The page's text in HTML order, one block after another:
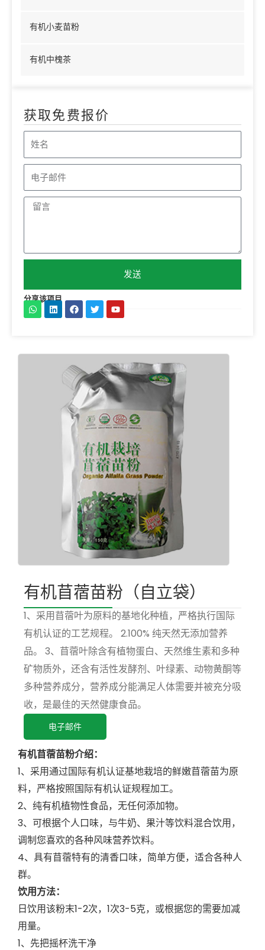
有机小麦苗粉
有机中槐茶
获取免费报价
姓
名
电
子
发送
分享该项目
W
h
a
L
i
d
在
F
b
o
o
k
上
推
特
Y
o
b
e
有机苜蓿苗粉（自立袋）
1、采用苜蓿叶为原料的基地化种植，严格执行国际
有机认证的工艺规程。 2.100% 纯天然无添加营养
品。 3、苜蓿叶除含有植物蛋白、天然维生素和多种
矿物质外，还含有活性发酵剂、叶绿素、动物黄酮等
多种营养成分，营养成分能满足人体需要并被充分吸
收，是最佳的天然健康食品。
电子邮件
有机苜蓿苗粉介绍：
1、采用通过国际有机认证基地栽培的鲜嫩苜蓿苗为原
料，严格按照国际有机认证规程加工。
2、纯有机植物性食品，无任何添加物。
3、可根据个人口味，与牛奶、果汁等饮料混合饮用，
调制您喜欢的各种风味营养饮料。
4、具有苜蓿特有的清香口味，简单方便，适合各种人
群。
饮用方法：
日饮用该粉末1-2次，1次3-5克，或根据您的需要加减
用量。
1、先把摇杯洗干净